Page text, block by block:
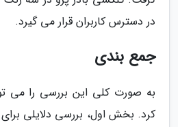
در دسترس کاربران قرار می گیرد.
جمع بندی
به صورت کلی این بررسی را می
کرد. بخش اول، بررسی دلایلی